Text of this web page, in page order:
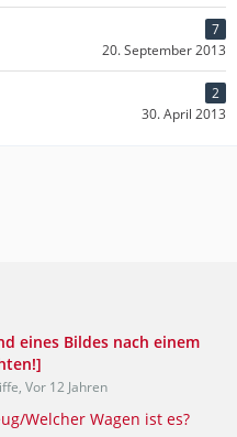
7
20. September 2013
2
30. April 2013
eines Bildes nach einem
Vor 12 Jahren
Welcher Wagen ist es?